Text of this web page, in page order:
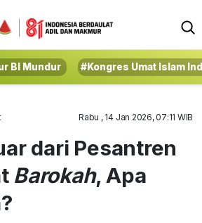
BI Mundur #Kongres Umat Islam
Rabu , 14 Jan 2026, 07:11 WIB
dari Pesantren
Barokah, Apa